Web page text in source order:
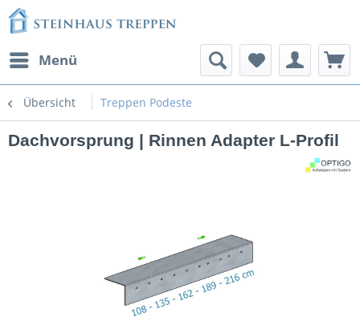
Menü
Übersicht Treppen Podeste
Dachvorsprung | Rinnen Adapter L-Profil